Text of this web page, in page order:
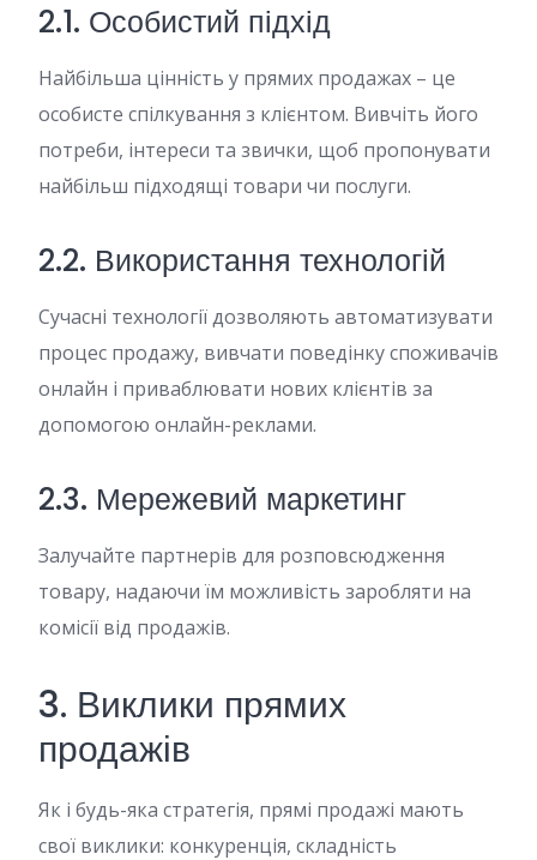
2.1. Особистий підхід
Найбільша цінність у прямих продажах – це
особисте спілкування з клієнтом. Вивчіть його
потреби, інтереси та звички, щоб пропонувати
найбільш підходящі товари чи послуги.
2.2. Використання технологій
Сучасні технології дозволяють автоматизувати
процес продажу, вивчати поведінку споживачів
онлайн і приваблювати нових клієнтів за
допомогою онлайн-реклами.
2.3. Мережевий маркетинг
Залучайте партнерів для розповсюдження
товару, надаючи їм можливість заробляти на
комісії від продажів.
3. Виклики прямих
продажів
Як і будь-яка стратегія, прямі продажі мають
свої виклики: конкуренція, складність